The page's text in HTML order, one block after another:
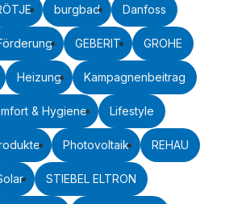
burgbad Danfoss
GEBERIT GROHE
Heizung Kampagnenbeitrag
& Hygiene Lifestyle
Photovoltaik REHAU
STIEBEL ELTRON